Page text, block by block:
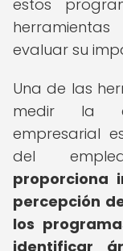
estos
evaluar su
Una de las
medir la
empresarial
del
proporciona
percepción
los
identificar